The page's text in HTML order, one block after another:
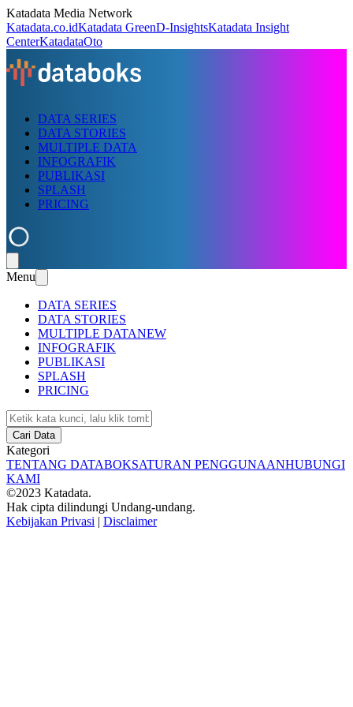
Katadata Media Network
Katadata.co.idKatadata GreenD-InsightsKatadata Insight
CenterKatadataOto
DATA SERIES
DATA STORIES
MULTIPLE DATA
INFOGRAFIK
PUBLIKASI
SPLASH
PRICING
Menu
DATA SERIES
DATA STORIES
MULTIPLE DATANEW
INFOGRAFIK
PUBLIKASI
SPLASH
PRICING
Cari Data
Kategori
TENTANG DATABOKSATURAN PENGGUNAANHUBUNGI
KAMI
©2023 Katadata.
Hak cipta dilindungi Undang-undang.
Kebijakan Privasi | Disclaimer